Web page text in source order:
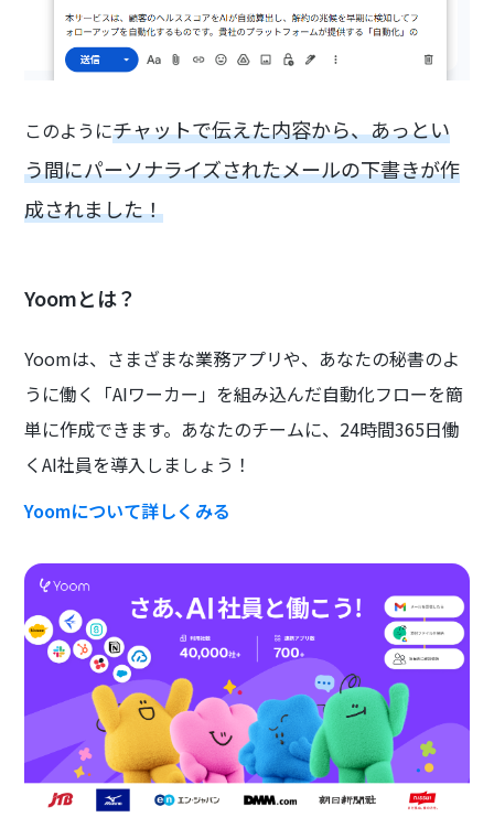
このようにチャットで伝えた内容から、あっとい
う間にパーソナライズされたメールの下書きが作
成されました！
Yoomとは？
Yoomは、さまざまな業務アプリや、あなたの秘書のよ
うに働く「AIワーカー」を組み込んだ自動化フローを簡
単に作成できます。あなたのチームに、24時間365日働
くAI社員を導入しましょう！
Yoomについて詳しくみる